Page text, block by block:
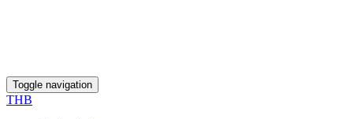
Toggle navigation
THB